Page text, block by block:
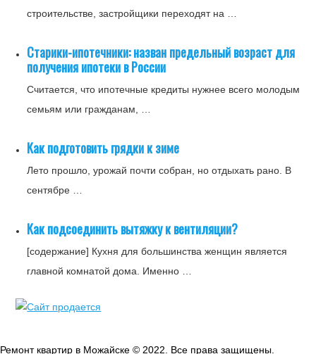
строительстве, застройщики переходят на …
Старики-ипотечники: назван предельный возраст для
получения ипотеки в России
Считается, что ипотечные кредиты нужнее всего молодым
семьям или гражданам, …
Как подготовить грядки к зиме
Лето прошло, урожай почти собран, но отдыхать рано. В
сентябре …
Как подсоединить вытяжку к вентиляции?
[содержание] Кухня для большинства женщин является
главной комнатой дома. Именно …
Ремонт квартир в Можайске © 2022. Все права защищены.